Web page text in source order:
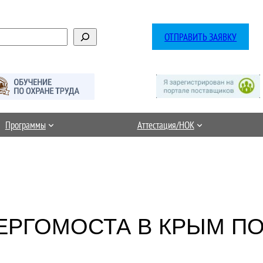
ОТПРАВИТЬ ЗАЯВКУ
Программы Аттестация/НОК
В КРЫМ